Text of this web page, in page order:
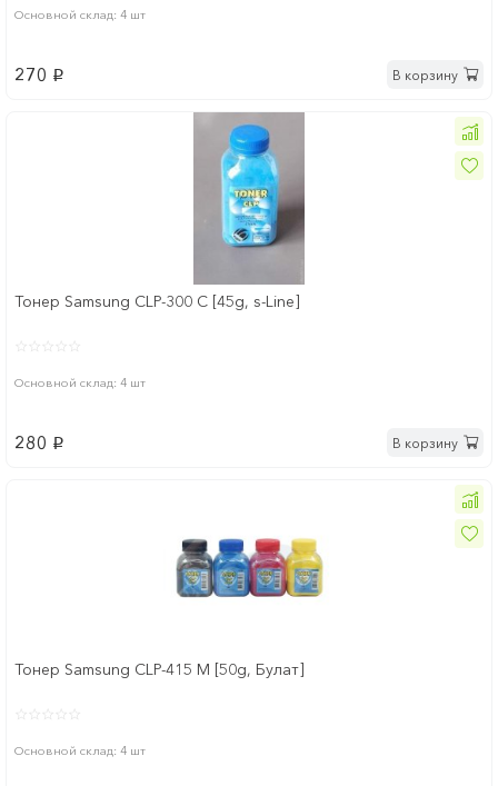
Основной склад: 4 шт
270 p В корзину
Тонер Samsung CLP-300 C [45g, s-Line]
Основной склад: 4 шт
280 p В корзину
Тонер Samsung CLP-415 M [50g, Булат]
Основной склад: 4 шт